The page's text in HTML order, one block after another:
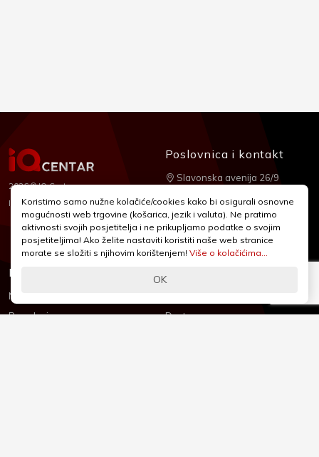
2026 © IQ Centar
Izrada:Nubilus
Informacije
Novosti & Promocije
Brandovi
Podrška
Dostava
Poslovnica i kontakt
Slavonska avenija 26/9
+385 1 2455 950
webshop@iqcentar.hr
Pon - Pet od 9 - 17h
Koristimo samo nužne kolačiće/cookies kako bi osigurali osnovne
mogućnosti web trgovine (košarica, jezik i valuta). Ne pratimo
aktivnosti svojih posjetitelja i ne prikupljamo podatke o svojim
posjetiteljima! Ako želite nastaviti koristiti naše web stranice
morate se složiti s njihovim korištenjem! Više o kolačićima...
OK